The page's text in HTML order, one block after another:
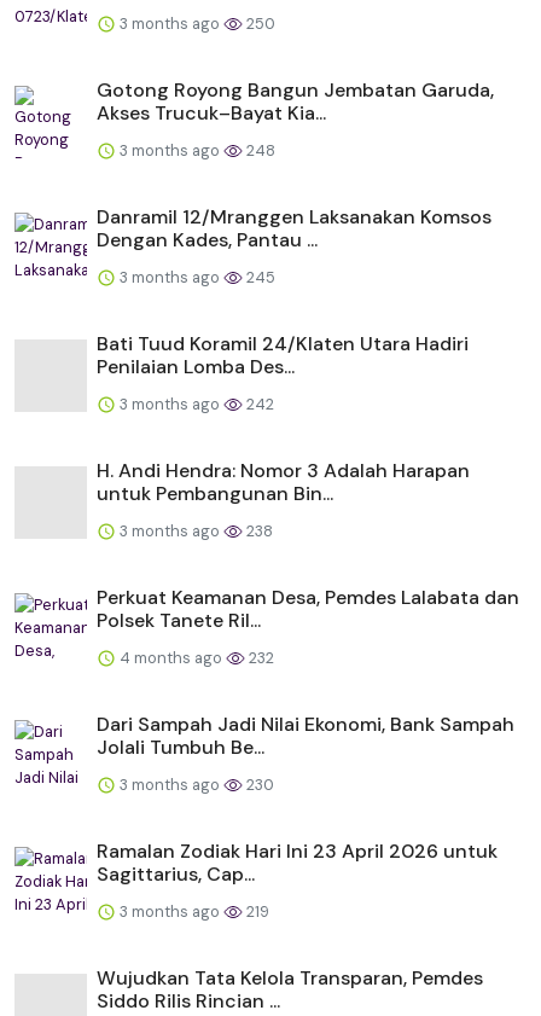
3 months ago 250
Gotong Royong Bangun Jembatan Garuda,
Akses Trucuk–Bayat Kia...
3 months ago 248
Danramil 12/Mranggen Laksanakan Komsos
Dengan Kades, Pantau ...
3 months ago 245
Bati Tuud Koramil 24/Klaten Utara Hadiri
Penilaian Lomba Des...
3 months ago 242
H. Andi Hendra: Nomor 3 Adalah Harapan
untuk Pembangunan Bin...
3 months ago 238
Perkuat Keamanan Desa, Pemdes Lalabata dan
Polsek Tanete Ril...
4 months ago 232
Dari Sampah Jadi Nilai Ekonomi, Bank Sampah
Jolali Tumbuh Be...
3 months ago 230
Ramalan Zodiak Hari Ini 23 April 2026 untuk
Sagittarius, Cap...
3 months ago 219
Wujudkan Tata Kelola Transparan, Pemdes
Siddo Rilis Rincian ...